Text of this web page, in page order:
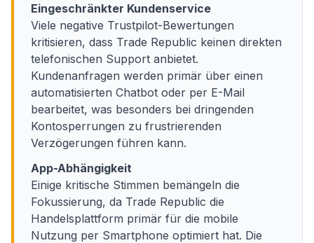
Eingeschränkter Kundenservice
Viele negative Trustpilot-Bewertungen
kritisieren, dass Trade Republic keinen direkten
telefonischen Support anbietet.
Kundenanfragen werden primär über einen
automatisierten Chatbot oder per E-Mail
bearbeitet, was besonders bei dringenden
Kontosperrungen zu frustrierenden
Verzögerungen führen kann.
App-Abhängigkeit
Einige kritische Stimmen bemängeln die
Fokussierung, da Trade Republic die
Handelsplattform primär für die mobile
Nutzung per Smartphone optimiert hat. Die